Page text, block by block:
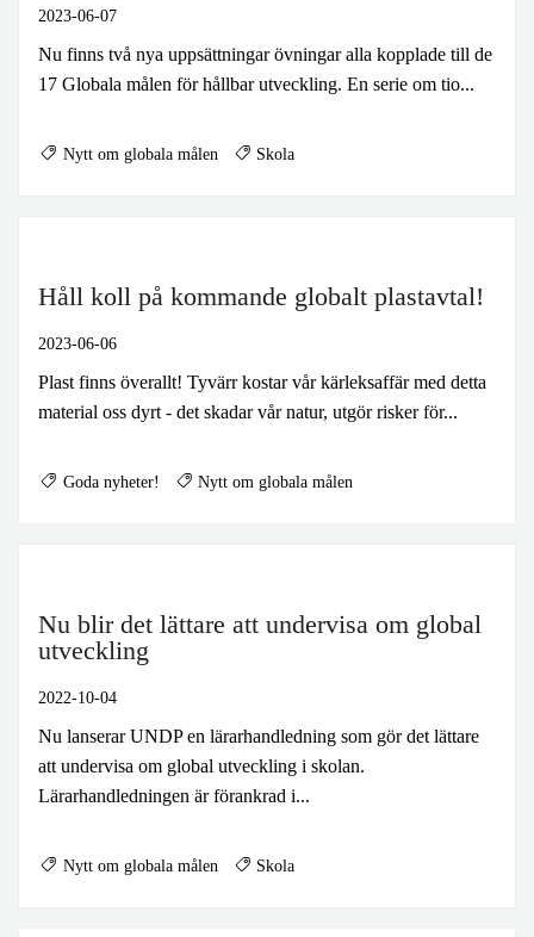
BLIR VÄRLDEN BÄTTRE?
2023-06-07
Nu finns två nya uppsättningar övningar alla kopplade till de
17 Globala målen för hållbar utveckling. En serie om tio...
Nytt om globala målen Skola
Håll koll på kommande globalt plastavtal!
2023-06-06
Plast finns överallt! Tyvärr kostar vår kärleksaffär med detta
material oss dyrt - det skadar vår natur, utgör risker för...
Goda nyheter! Nytt om globala målen
Nu blir det lättare att undervisa om global
utveckling
2022-10-04
Nu lanserar UNDP en lärarhandledning som gör det lättare
att undervisa om global utveckling i skolan.
Lärarhandledningen är förankrad i...
Nytt om globala målen Skola